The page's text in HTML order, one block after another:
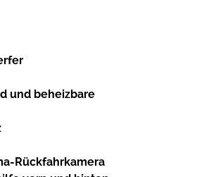
und beheizbare
Rückfahrkamera